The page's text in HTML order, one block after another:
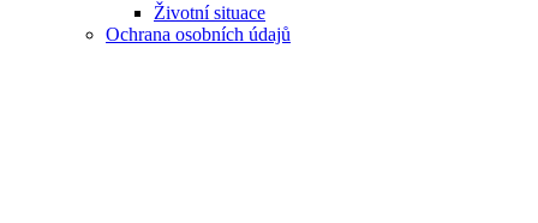
Životní situace
Ochrana osobních údajů